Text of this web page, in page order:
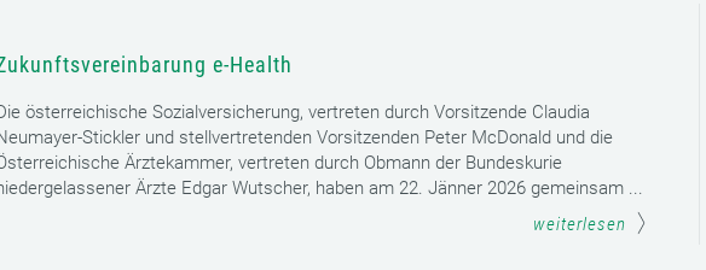
e-Health
österreichische Sozialversicherung, vertreten durch Vorsitzende Claudia
Stickler und stellvertretenden Vorsitzenden Peter McDonald und die
Ärztekammer, vertreten durch Obmann der Bundeskurie
Ärzte Edgar Wutscher, haben am 22. Jänner 2026 gemeinsam ...
weiterlesen